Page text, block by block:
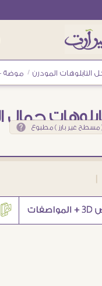
التابلوهات المودرن / موضة –
جمال
مسطح غير بارز ) مطبوع